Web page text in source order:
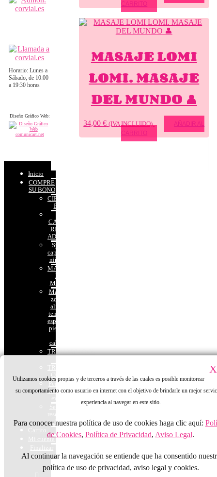
X
Utilizamos cookies propias y de terceros a través de las cuales es posible monitorear
su comportamiento como usuario en internet con el objetivo de brindarle un mejor
experiencia al navegar en este sitio.
Para conocer nuestra política de uso de cookies haga clic aquí:
de Cookies, Política de Privacidad, Aviso Legal.
Al continuar la navegación se entiende que ha consentido
política de uso de privacidad, aviso legal y cookies.
CARRITO
MASAJE LOMI
LOMI. MASAJE
DEL MUNDO 👤
34,00€ (IVA INCLUIDO)
AÑADIR AL
CARRITO
Horario: Lunes a
Sábado, de 10:00
a 19:30 horas
Diseño Gráfico Web:
Inicio
COMPRE
SU BONO
CIRCUITOS
RELAX
CAPILAR
RITUAL
ADULTOS
Spa
capilar
niños
MASAJES
DEL
MUNDO
Masaje
zonal
alivio
tensión
espalda,
piernas
cabeza
TRATAMIENTOS
TRATAMIENTOS
CORPORALES
Peinado y
maquillaje
eventos
Señal
reserva
cita
Carrito
Mi cuenta
Finalizar
compra